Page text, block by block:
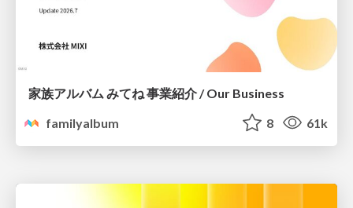
家族アルバム みてね 事業紹介 / Our Business
familyalbum
8 61k